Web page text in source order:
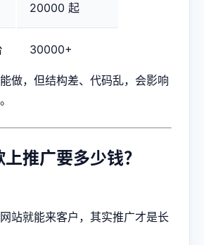
20000 起
30000+
做，但结构差、代码乱，会影响
推广要多少钱？
站就能来客户，其实推广才是长